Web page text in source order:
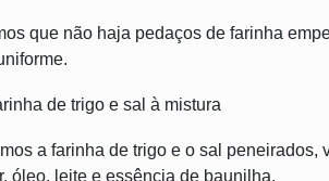
que não haja pedaços de farinha
de trigo e sal à mistura
a farinha de trigo e o sal peneirados,
óleo, leite e essência de baunilha.